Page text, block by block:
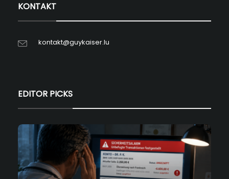
KONTAKT
kontakt@guykaiser.lu
EDITOR PICKS